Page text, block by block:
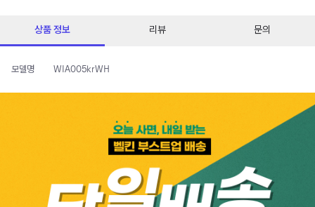
상품 정보 리뷰 문의
모델명 WIA005krWH